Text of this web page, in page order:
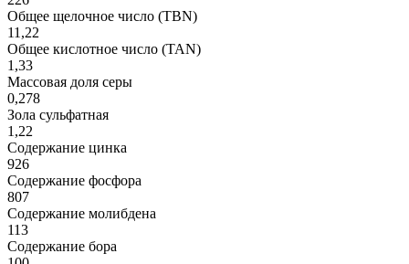
Общее щелочное число (TBN)
11,22
Общее кислотное число (TAN)
1,33
Массовая доля серы
0,278
Зола сульфатная
1,22
Содержание цинка
926
Содержание фосфора
807
Содержание молибдена
113
Содержание бора